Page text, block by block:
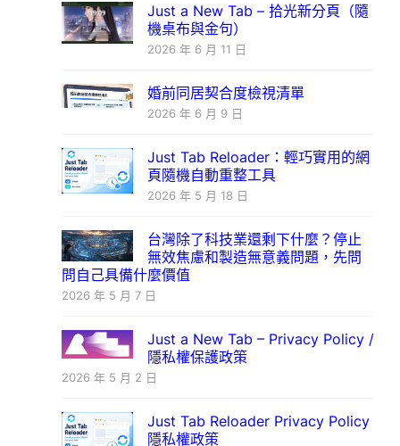
Just a New Tab – 拾光新分頁（隨
機桌布與金句）
2026 年 6 月 11 日
婚前同居契合度檢視清單
2026 年 6 月 9 日
Just Tab Reloader：輕巧實用的網
頁隨機自動重整工具
2026 年 5 月 18 日
台灣除了科技業還剩下什麼？停止
無效焦慮和製造無意義問題，先問
問自己具備什麼價值
2026 年 5 月 7 日
Just a New Tab – Privacy Policy /
隱私權保護政策
2026 年 5 月 2 日
Just Tab Reloader Privacy Policy
隱私權政策